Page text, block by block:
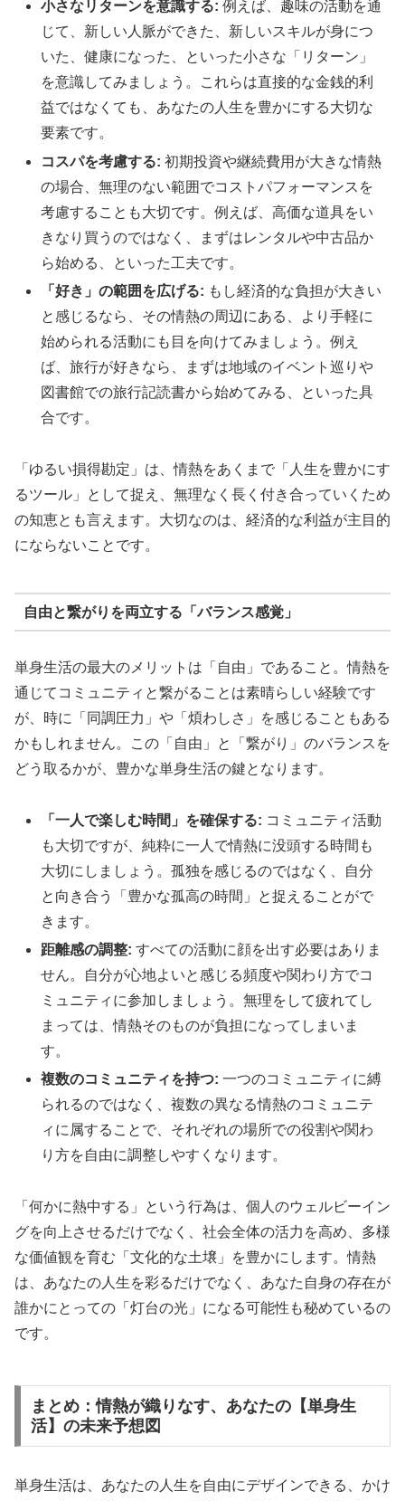
小さなリターンを意識する: 例えば、趣味の活動を通
じて、新しい人脈ができた、新しいスキルが身につ
いた、健康になった、といった小さな「リターン」
を意識してみましょう。これらは直接的な金銭的利
益ではなくても、あなたの人生を豊かにする大切な
要素です。
コスパを考慮する: 初期投資や継続費用が大きな情熱
の場合、無理のない範囲でコストパフォーマンスを
考慮することも大切です。例えば、高価な道具をい
きなり買うのではなく、まずはレンタルや中古品か
ら始める、といった工夫です。
「好き」の範囲を広げる: もし経済的な負担が大きい
と感じるなら、その情熱の周辺にある、より手軽に
始められる活動にも目を向けてみましょう。例え
ば、旅行が好きなら、まずは地域のイベント巡りや
図書館での旅行記読書から始めてみる、といった具
合です。
「ゆるい損得勘定」は、情熱をあくまで「人生を豊かにす
るツール」として捉え、無理なく長く付き合っていくため
の知恵とも言えます。大切なのは、経済的な利益が主目的
にならないことです。
自由と繋がりを両立する「バランス感覚」
単身生活の最大のメリットは「自由」であること。情熱を
通じてコミュニティと繋がることは素晴らしい経験です
が、時に「同調圧力」や「煩わしさ」を感じることもある
かもしれません。この「自由」と「繋がり」のバランスを
どう取るかが、豊かな単身生活の鍵となります。
「一人で楽しむ時間」を確保する: コミュニティ活動
も大切ですが、純粋に一人で情熱に没頭する時間も
大切にしましょう。孤独を感じるのではなく、自分
と向き合う「豊かな孤高の時間」と捉えることがで
きます。
距離感の調整: すべての活動に顔を出す必要はありま
せん。自分が心地よいと感じる頻度や関わり方でコ
ミュニティに参加しましょう。無理をして疲れてし
まっては、情熱そのものが負担になってしまいま
す。
複数のコミュニティを持つ: 一つのコミュニティに縛
られるのではなく、複数の異なる情熱のコミュニテ
ィに属することで、それぞれの場所での役割や関わ
り方を自由に調整しやすくなります。
「何かに熱中する」という行為は、個人のウェルビーイン
グを向上させるだけでなく、社会全体の活力を高め、多様
な価値観を育む「文化的な土壌」を豊かにします。情熱
は、あなたの人生を彩るだけでなく、あなた自身の存在が
誰かにとっての「灯台の光」になる可能性も秘めているの
です。
まとめ：情熱が織りなす、あなたの【単身生
活】の未来予想図
単身生活は、あなたの人生を自由にデザインできる、かけ